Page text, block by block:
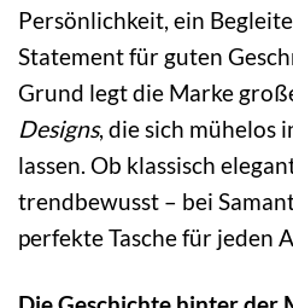
Persönlichkeit, ein
Statement für guten
Grund legt die Marke
Designs, die sich mühelos
lassen. Ob klassisch
trendbewusst – bei
perfekte Tasche für jeden